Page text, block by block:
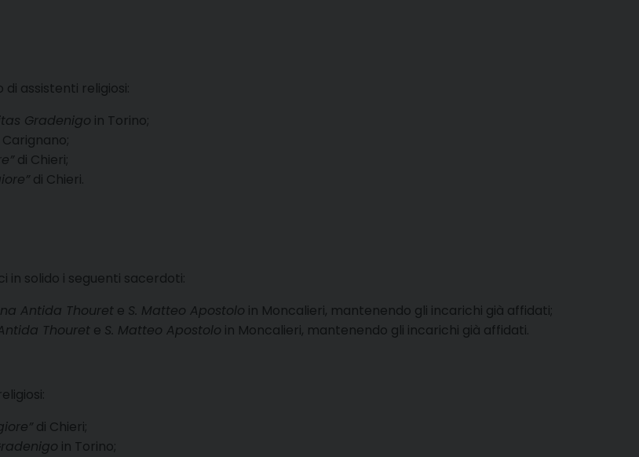
assistenti religiosi:
Gradenigo in Torino;
Carignano;
di Chieri;
di Chieri.
in solido i seguenti sacerdoti:
Antida Thouret e S. Matteo Apostolo in Moncalieri, mantenendo gli incarichi già affidati;
Thouret e S. Matteo Apostolo in Moncalieri, mantenendo gli incarichi già affidati.
di Chieri;
in Torino;